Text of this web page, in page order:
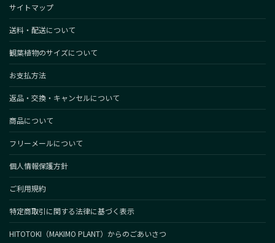
サイトマップ
送料・配送について
観葉植物のサイズについて
お支払方法
返品・交換・キャンセルについて
商品について
フリーメールについて
個人情報保護方針
ご利用規約
特定商取引に関する法律に基づく表示
HITOTOKI（MAKIMO PLANT）からのごあいさつ